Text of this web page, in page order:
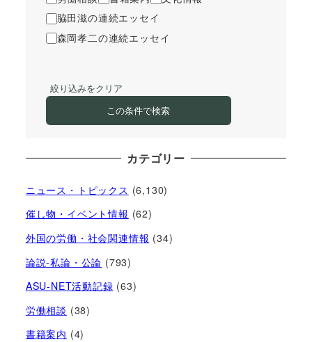
脇田滋の連続エッセイ
森岡孝二の連続エッセイ
絞り込みをクリア
この条件で検索
カテゴリー
ニュース・トピックス (6,130)
催し物・イベント情報 (62)
外国の労働・社会関連情報 (34)
論説-私論・公論 (793)
ASU-NET活動記録 (63)
労働相談 (38)
書籍案内 (4)